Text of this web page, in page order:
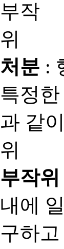
처분 :
특정
과 같
위
부작위
내에
구하